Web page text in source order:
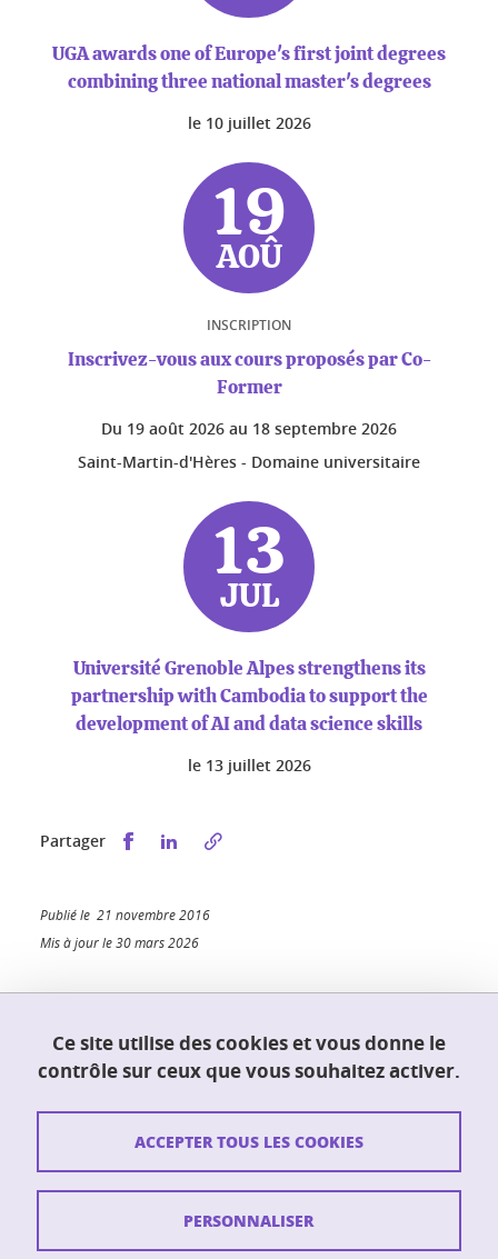
UGA awards one of Europe's first joint degrees
combining three national master's degrees
le 10 juillet 2026
19
AOÛ
INSCRIPTION
Inscrivez-vous aux cours proposés par Co-
Former
Du 19 août 2026 au 18 septembre 2026
Saint-Martin-d'Hères - Domaine universitaire
13
JUL
Université Grenoble Alpes strengthens its
partnership with Cambodia to support the
development of AI and data science skills
le 13 juillet 2026
Partager Partager sur Facebook
Partager sur LinkedIn
Publié le 21 novembre 2016
Mis à jour le 30 mars 2026
UFR PhITEM (Physique, Ingénierie, Terre,
Environnement, Mécanique)
38400 Saint-Martin-d'Hères
Contact
Ce site utilise des cookies et vous donne le
contrôle sur ceux que vous souhaitez activer.
ACCEPTER TOUS LES COOKIES
PERSONNALISER